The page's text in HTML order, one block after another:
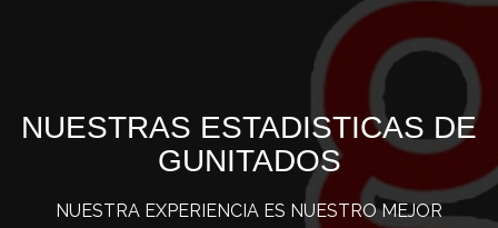
NUESTRAS ESTADISTICAS DE
GUNITADOS
NUESTRA EXPERIENCIA ES NUESTRO MEJOR